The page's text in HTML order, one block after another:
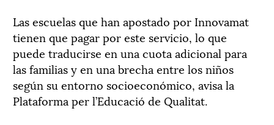
Las escuelas que han apostado por Innovamat
tienen que pagar por este servicio, lo que
puede traducirse en una cuota adicional para
las familias y en una brecha entre los niños
según su entorno socioeconómico, avisa la
Plataforma per l’Educació de Qualitat.